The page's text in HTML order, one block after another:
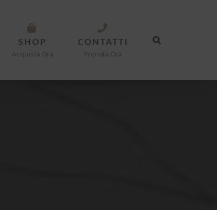
SHOP
Acquista Ora
CONTATTI
Prenota Ora